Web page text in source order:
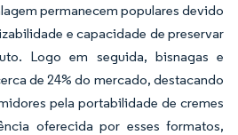
permanecem populares devido
e capacidade de preservar
Logo em seguida, bisnagas e
de 24% do mercado, destacando
pela portabilidade de cremes
oferecida por esses formatos,